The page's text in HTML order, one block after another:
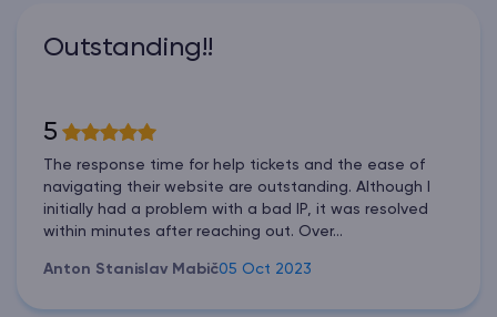
Outstanding!!
5
The response time for help tickets and the ease of
navigating their website are outstanding. Although I
initially had a problem with a bad IP, it was resolved
within minutes after reaching out. Over...
Anton Stanislav Mabič05 Oct 2023